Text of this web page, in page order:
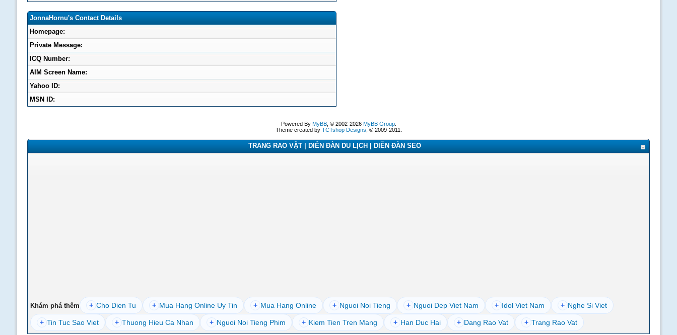
JonnaHornu's Contact Details
Homepage:
Private Message:
ICQ Number:
AIM Screen Name:
Yahoo ID:
MSN ID:
Powered By MyBB, © 2002-2026 MyBB Group.
Theme created by TCTshop Designs , © 2009-2011.
TRANG RAO VẶT | DIỄN ĐÀN DU LỊCH | DIỄN ĐÀN SEO
Khám phá thêm + Cho Dien Tu + Mua Hang Online Uy Tin + Mua Hang Online + Nguoi Noi Tieng + Nguoi Dep Viet Nam + Idol Viet Nam + Nghe Si Viet
+ Tin Tuc Sao Viet + Thuong Hieu Ca Nhan + Nguoi Noi Tieng Phim + Kiem Tien Tren Mang + Han Duc Hai + Dang Rao Vat + Trang Rao Vat